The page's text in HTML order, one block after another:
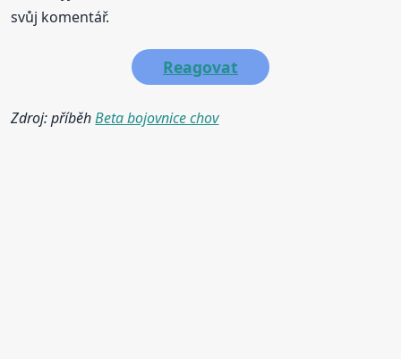
svůj komentář.
Reagovat
Zdroj: příběhBeta bojovnice chov